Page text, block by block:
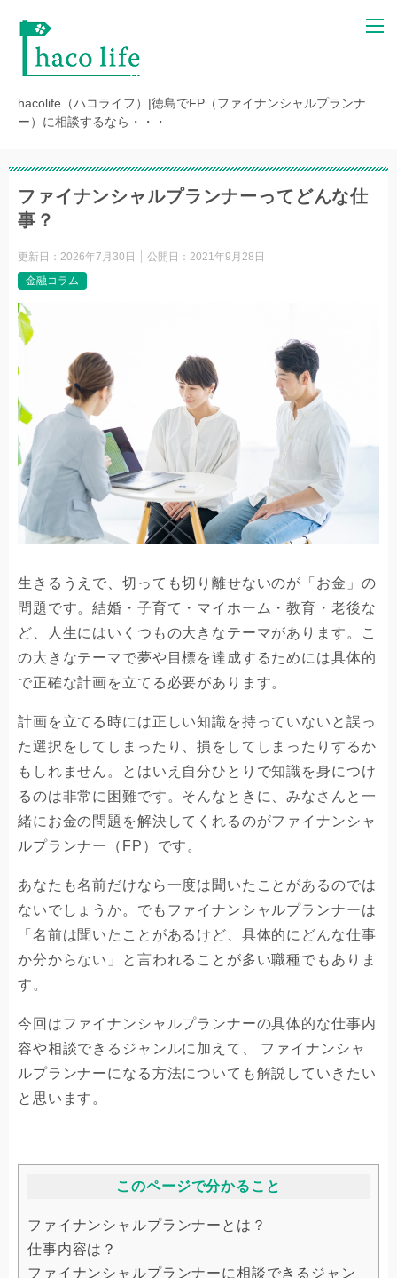
hacolife（ハコライフ）|徳島でFP（ファイナンシャルプランナ
ー）に相談するなら・・・
ファイナンシャルプランナーってどんな仕
事？
更新日： 2026年7月30日 公開日： 2021年9月28日
金融コラム
生きるうえで、切っても切り離せないのが「お金」の
問題です。結婚・子育て・マイホーム・教育・老後な
ど、人生にはいくつもの大きなテーマがあります。こ
の大きなテーマで夢や目標を達成するためには具体的
で正確な計画を立てる必要があります。
計画を立てる時には正しい知識を持っていないと誤っ
た選択をしてしまったり、損をしてしまったりするか
もしれません。とはいえ自分ひとりで知識を身につけ
るのは非常に困難です。そんなときに、みなさんと一
緒にお金の問題を解決してくれるのがファイナンシャ
ルプランナー（FP）です。
あなたも名前だけなら一度は聞いたことがあるのでは
ないでしょうか。でもファイナンシャルプランナーは
「名前は聞いたことがあるけど、具体的にどんな仕事
か分からない」と言われることが多い職種でもありま
す。
今回はファイナンシャルプランナーの具体的な仕事内
容や相談できるジャンルに加えて、 ファイナンシャ
ルプランナーになる方法についても解説していきたい
と思います。
このページで分かること
ファイナンシャルプランナーとは？
仕事内容は？
ファイナンシャルプランナーに相談できるジャン